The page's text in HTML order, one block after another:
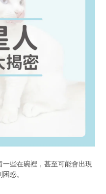
些在碗裡，甚至可能會出現
惑。